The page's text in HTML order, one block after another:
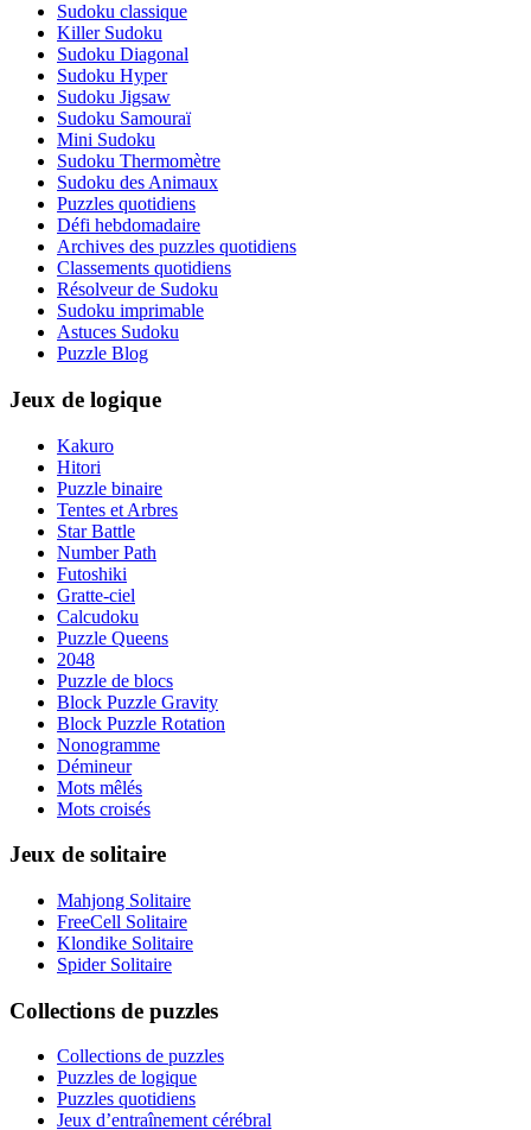
Sudoku classique
Killer Sudoku
Sudoku Diagonal
Sudoku Hyper
Sudoku Jigsaw
Sudoku Samouraï
Mini Sudoku
Sudoku Thermomètre
Sudoku des Animaux
Puzzles quotidiens
Défi hebdomadaire
Archives des puzzles quotidiens
Classements quotidiens
Résolveur de Sudoku
Sudoku imprimable
Astuces Sudoku
Puzzle Blog
Jeux de logique
Kakuro
Hitori
Puzzle binaire
Tentes et Arbres
Star Battle
Number Path
Futoshiki
Gratte-ciel
Calcudoku
Puzzle Queens
2048
Puzzle de blocs
Block Puzzle Gravity
Block Puzzle Rotation
Nonogramme
Démineur
Mots mêlés
Mots croisés
Jeux de solitaire
Mahjong Solitaire
FreeCell Solitaire
Klondike Solitaire
Spider Solitaire
Collections de puzzles
Collections de puzzles
Puzzles de logique
Puzzles quotidiens
Jeux d’entraînement cérébral